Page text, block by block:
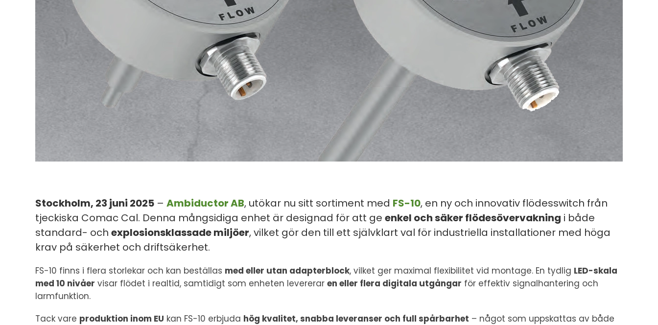
Stockholm, 23 juni 2025 – Ambiductor AB, utökar nu sitt sortiment med FS-10, en ny och innovativ flödesswitch från
tjeckiska Comac Cal. Denna mångsidiga enhet är designad för att ge enkel och säker flödesövervakning i både
standard- och explosionsklassade miljöer, vilket gör den till ett självklart val för industriella installationer med höga
krav på säkerhet och driftsäkerhet.
FS-10 finns i flera storlekar och kan beställas med eller utan adapterblock, vilket ger maximal flexibilitet vid montage. En tydlig LED-skala
med 10 nivåer visar flödet i realtid, samtidigt som enheten levererar en eller flera digitala utgångar för effektiv signalhantering och
larmfunktion.
Tack vare produktion inom EU kan FS-10 erbjuda hög kvalitet, snabba leveranser och full spårbarhet – något som uppskattas av både